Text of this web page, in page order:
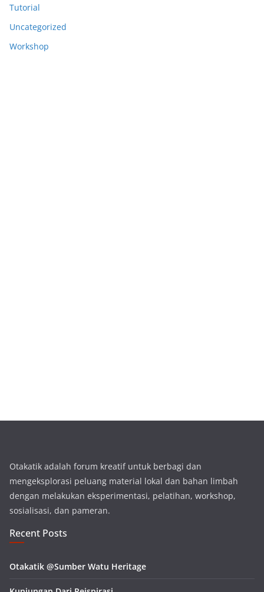
Tutorial
Uncategorized
Workshop
Otakatik adalah forum kreatif untuk berbagi dan
mengeksplorasi peluang material lokal dan bahan limbah
dengan melakukan eksperimentasi, pelatihan, workshop,
sosialisasi, dan pameran.
Recent Posts
Otakatik @Sumber Watu Heritage